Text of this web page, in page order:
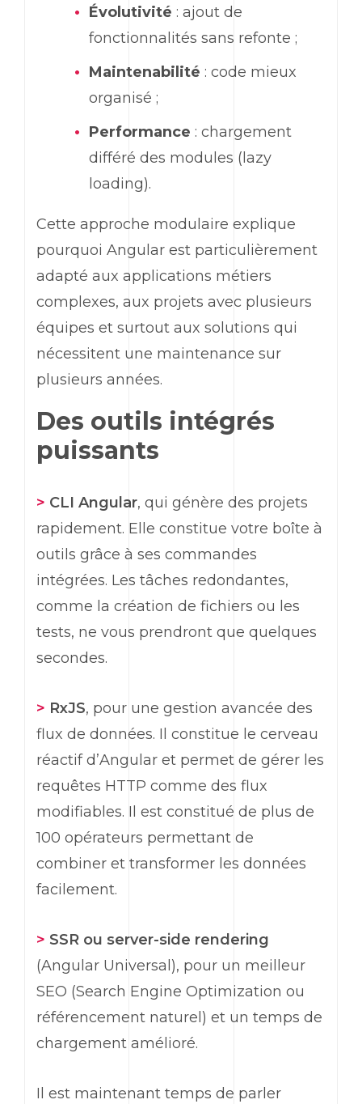
Évolutivité : ajout de
fonctionnalités sans refonte ;
Maintenabilité : code mieux
organisé ;
Performance : chargement
différé des modules ( lazy
loading).
Cette approche modulaire explique
pourquoi Angular est particulièrement
adapté aux applications métiers
complexes, aux projets avec plusieurs
équipes et surtout aux solutions qui
nécessitent une maintenance sur
plusieurs années.
Des outils intégrés
puissants
> CLI Angular, qui génère des projets
rapidement. Elle constitue votre boîte à
outils grâce à ses commandes
intégrées. Les tâches redondantes,
comme la création de fichiers ou les
tests, ne vous prendront que quelques
secondes.
> RxJS, pour une gestion avancée des
flux de données. Il constitue le cerveau
réactif d’Angular et permet de gérer les
requêtes HTTP comme des flux
modifiables. Il est constitué de plus de
100 opérateurs permettant de
combiner et transformer les données
facilement.
> SSR ou server-side rendering
(Angular Universal ), pour un meilleur
SEO (Search Engine Optimization ou
référencement naturel) et un temps de
chargement amélioré.
Il est maintenant temps de parler